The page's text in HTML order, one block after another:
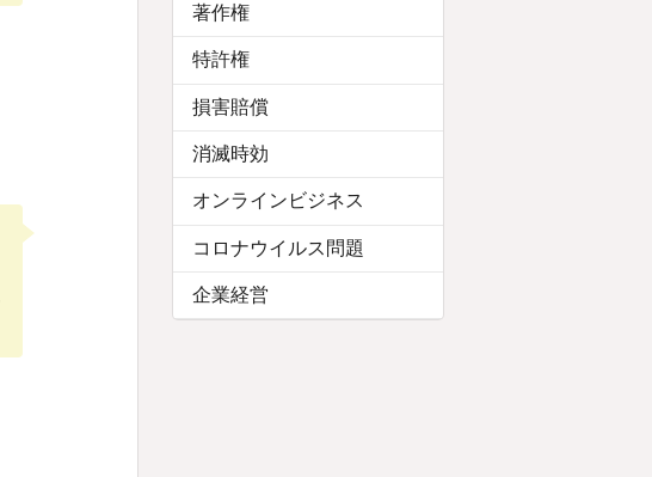
著作権
特許権
損害賠償
消滅時効
オンラインビジネス
コロナウイルス問題
企業経営